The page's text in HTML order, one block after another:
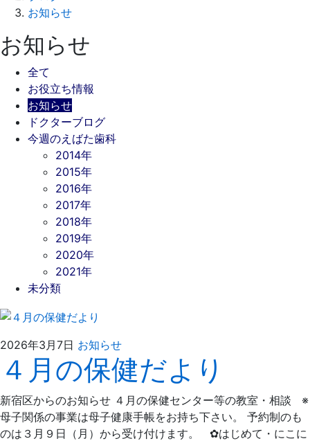
お知らせ
お知らせ
全て
お役立ち情報
お知らせ
ドクターブログ
今週のえばた歯科
2014年
2015年
2016年
2017年
2018年
2019年
2020年
2021年
未分類
2026年3月7日 お知らせ2026
年
3
月
7
日
え
ば
た
歯
科
４月の保健だより
新宿区からのお知らせ ４月の保健センター等の教室・相談 ※
母子関係の事業は母子健康手帳をお持ち下さい。 予約制のも
のは３月９日（月）から受け付けます。 ✿はじめて・にこに